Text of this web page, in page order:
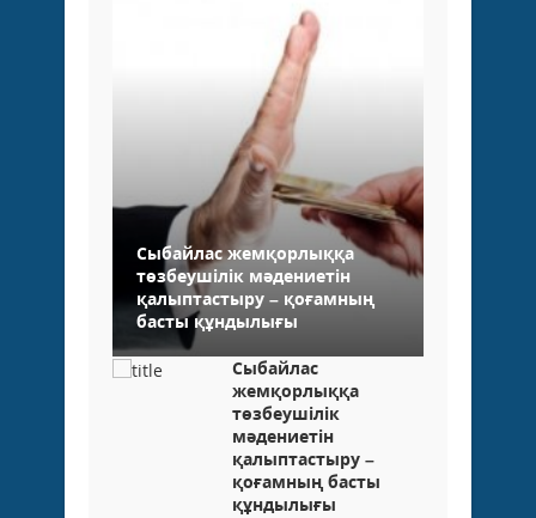
Сыбайлас жемқорлыққа
төзбеушілік мәдениетін
қалыптастыру – қоғамның
басты құндылығы
Сыбайлас
жемқорлыққа
төзбеушілік
мәдениетін
қалыптастыру –
қоғамның басты
құндылығы